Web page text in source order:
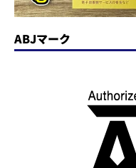
ABJマーク